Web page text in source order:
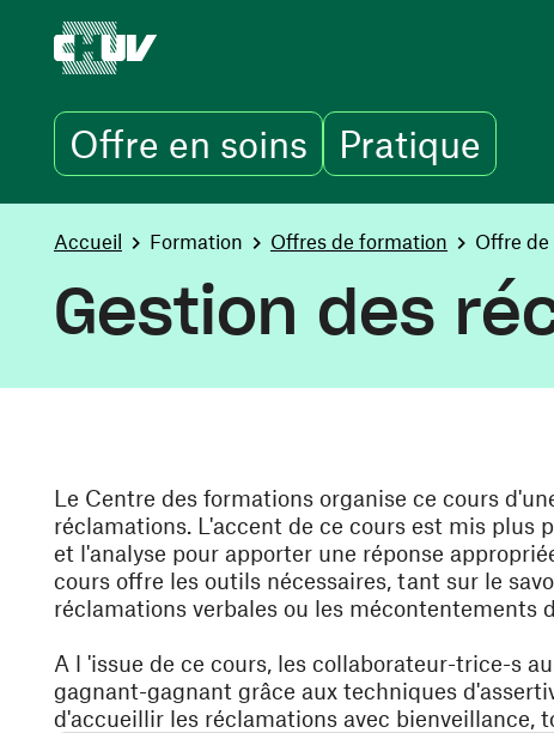
Offre en soins Pratique
You are here:
Accueil Formation Offres de formation Offre
Gestion des
Le Centre des formations organise ce cours
réclamations. L'accent de ce cours est mis
et l'analyse pour apporter une réponse
cours offre les outils nécessaires, tant sur le
réclamations verbales ou les mécontentements
A l 'issue de ce cours, les collaborateur-trice-s
gagnant-gagnant grâce aux techniques
d'accueillir les réclamations avec bienveillance,